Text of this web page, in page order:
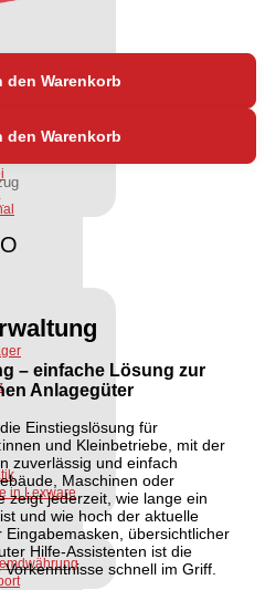
in Lexware
den Warenkorb
– einfache Lösung zur
Anlagegüter
Einstiegslösung für
und Kleinbetriebe, mit der
zuverlässig und einfach
Maschinen oder
zeigt jederzeit, wie lange ein
und wie hoch der aktuelle
übersichtlicher
Hilfe-Assistenten ist die
schnell im Griff.